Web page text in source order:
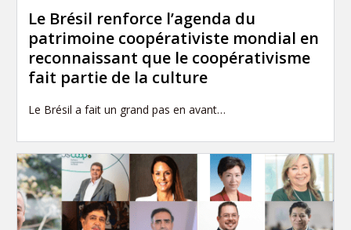
Le Brésil renforce l’agenda du
patrimoine coopérativiste mondial en
reconnaissant que le coopérativisme
fait partie de la culture
Le Brésil a fait un grand pas en avant…